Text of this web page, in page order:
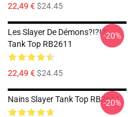
22,49 €$24.45
Les Slayer De Démons?!?!?!
Tank Top RB2611
22,49 €$24.45
-20%
Nains Slayer Tank Top RB2611
-20%